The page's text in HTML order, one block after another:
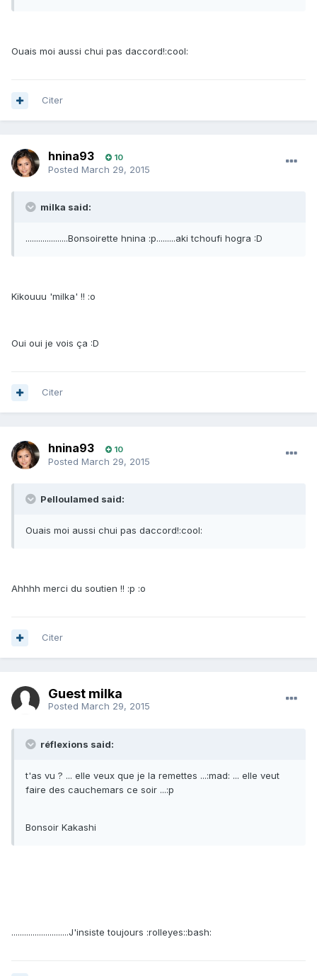
Ouais moi aussi chui pas daccord!:cool:
Citer
hnina93 10
Posted March 29, 2015
milka said:
....................Bonsoirette hnina :p.........aki tchoufi hogra :D
Kikouuu 'milka' !! :o
Oui oui je vois ça :D
Citer
hnina93 10
Posted March 29, 2015
Pelloulamed said:
Ouais moi aussi chui pas daccord!:cool:
Ahhhh merci du soutien !! :p :o
Citer
Guest milka
Posted March 29, 2015
réflexions said:
t'as vu ? ... elle veux que je la remettes ...:mad: ... elle veut
faire des cauchemars ce soir ...:p
Bonsoir Kakashi
...........................J'insiste toujours :rolleyes::bash: